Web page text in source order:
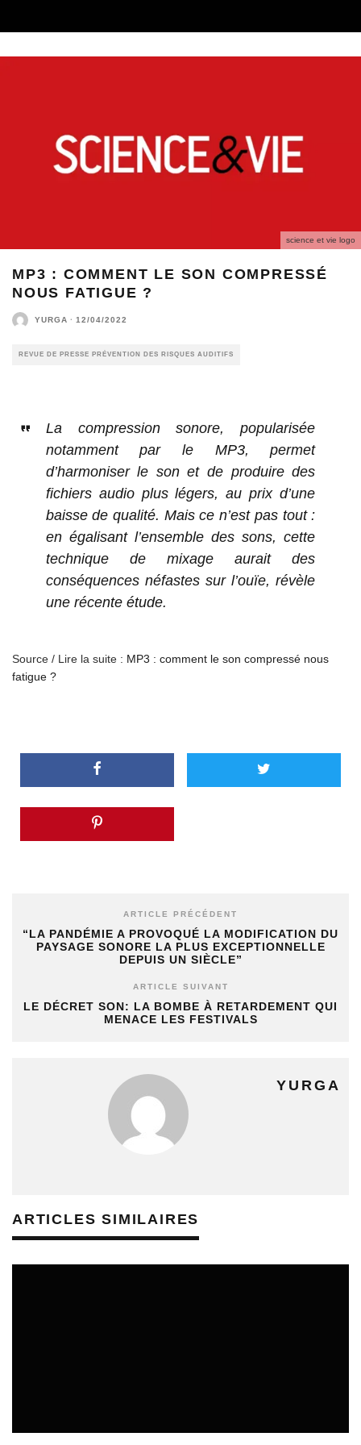
science et vie logo
MP3 : COMMENT LE SON COMPRESSÉ
NOUS FATIGUE ?
YURGA · 12/04/2022
REVUE DE PRESSE PRÉVENTION DES RISQUES AUDITIFS
La compression sonore, popularisée
notamment par le MP3, permet
d’harmoniser le son et de produire des
fichiers audio plus légers, au prix d’une
baisse de qualité. Mais ce n’est pas tout :
en égalisant l’ensemble des sons, cette
technique de mixage aurait des
conséquences néfastes sur l’ouïe, révèle
une récente étude.
Source / Lire la suite : MP3 : comment le son compressé nous
fatigue ?
ARTICLE PRÉCÉDENT
“LA PANDÉMIE A PROVOQUÉ LA MODIFICATION DU
PAYSAGE SONORE LA PLUS EXCEPTIONNELLE
DEPUIS UN SIÈCLE”
ARTICLE SUIVANT
LE DÉCRET SON: LA BOMBE À RETARDEMENT QUI
MENACE LES FESTIVALS
YURGA
ARTICLES SIMILAIRES